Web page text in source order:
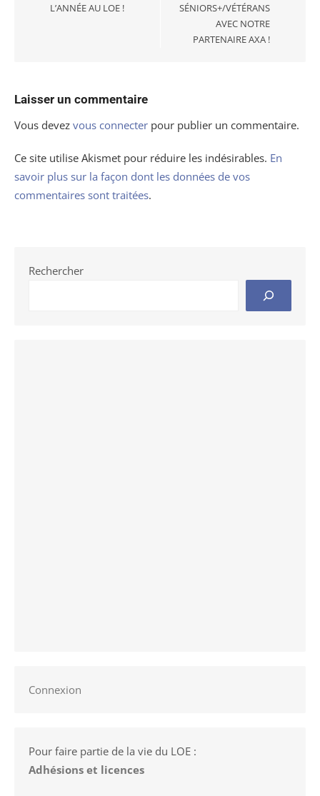
L’ANNÉE AU LOE !
SÉNIORS+/VÉTÉRANS
AVEC NOTRE
PARTENAIRE AXA !
Laisser un commentaire
Vous devez vous connecter pour publier un commentaire.
Ce site utilise Akismet pour réduire les indésirables. En
savoir plus sur la façon dont les données de vos
commentaires sont traitées.
Rechercher
Connexion
Pour faire partie de la vie du LOE :
Adhésions et licences